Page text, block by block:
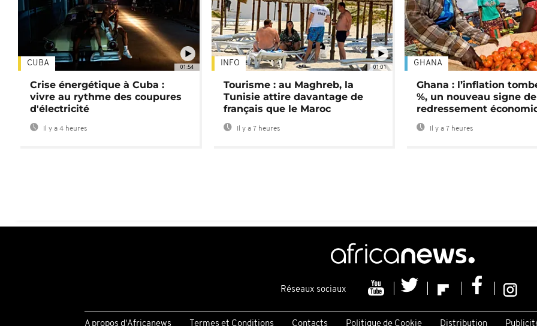
01:54
CUBA
Crise énergétique à Cuba :
vivre au rythme des coupures
d'électricité
Il y a 4 heures
01:01
INFO
Tourisme : au Maghreb, la
Tunisie attire davantage de
français que le Maroc
Il y a 7 heures
GHANA
Ghana : l’inflation
%, un nouveau signe de
redressement
Il y a 7 heures
Réseaux sociaux
A propos d'Africanews Termes et Conditions Contacts Politique de Cookie Distribution